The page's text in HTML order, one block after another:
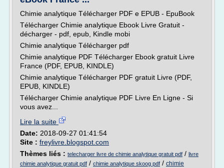
Chimie analytique Télécharger PDF e EPUB - EpuBook
Télécharger Chimie analytique Ebook Livre Gratuit -
décharger - pdf, epub, Kindle mobi
Chimie analytique Télécharger pdf
Chimie analytique PDF Télécharger Ebook gratuit Livre
France (PDF, EPUB, KINDLE)
Chimie analytique Télécharger PDF gratuit Livre (PDF,
EPUB, KINDLE)
Télécharger Chimie analytique PDF Livre En Ligne - Si
vous avez...
Lire la suite
Date: 2018-09-27 01:41:54
Site : freylivre.blogspot.com
Thèmes liés : telecharger livre de chimie analytique gratuit pdf / livre
chimie analytique gratuit pdf / chimie analytique skoog pdf / chimie